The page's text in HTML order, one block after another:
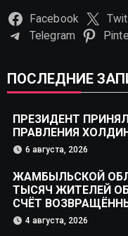
Facebook
Telegram
ПОСЛЕДНИЕ
ПРЕЗИДЕНТ
ПРАВЛЕНИЯ
6 августа, 2026
ЖАМБЫЛЬСКОЙ
ТЫСЯЧ ЖИТЕЛЕЙ
СЧЁТ
4 августа, 2026